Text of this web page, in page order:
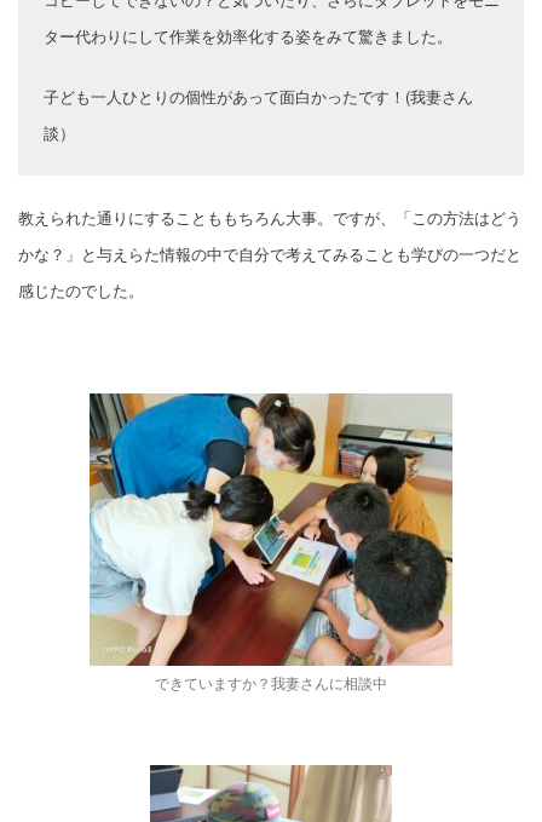
ター代わりにして作業を効率化する姿をみて驚きました。
子ども一人ひとりの個性があって面白かったです！(我妻さん
談）
教えられた通りにすることももちろん大事。ですが、「この方法はどう
かな？」と与えらた情報の中で自分で考えてみることも学びの一つだと
感じたのでした。
できていますか？我妻さんに相談中